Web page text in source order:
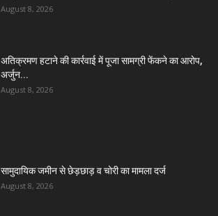
August 8, 2026
अतिक्रमण हटाने की कार्रवाई में पूजा सामग्री फेंकने का आरोप,
अर्जुन...
August 8, 2026
सामुदायिक जमीन से छेड़छाड़ व चोरी का मामला दर्ज
August 8, 2026